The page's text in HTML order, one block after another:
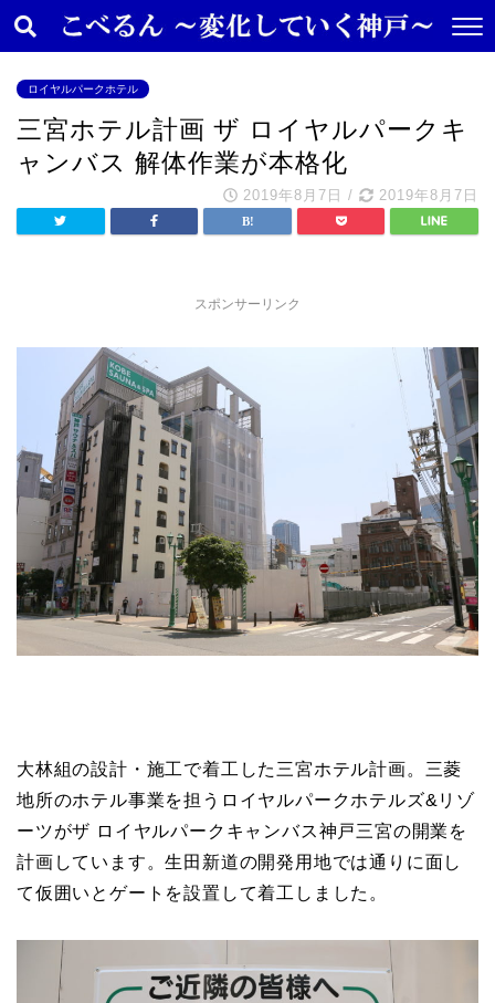
ロイヤルパークホテル
三宮ホテル計画 ザ ロイヤルパークキ
ャンバス 解体作業が本格化
2019年8月7日 / 2019年8月7日
スポンサーリンク
大林組の設計・施工で着工した三宮ホテル計画。三菱
地所のホテル事業を担うロイヤルパークホテルズ&リゾ
ーツがザ ロイヤルパークキャンバス神戸三宮の開業を
計画しています。生田新道の開発用地では通りに面し
て仮囲いとゲートを設置して着工しました。